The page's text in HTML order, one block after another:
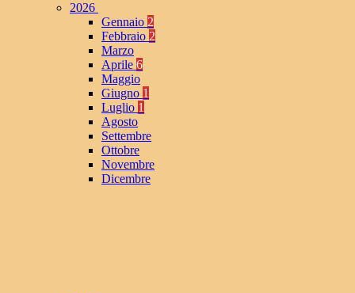
2026
Gennaio 2
Febbraio 2
Marzo
Aprile 6
Maggio
Giugno 1
Luglio 1
Agosto
Settembre
Ottobre
Novembre
Dicembre